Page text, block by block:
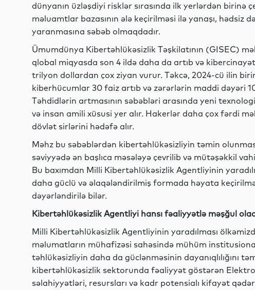
dünyanın üzləşdiyi risklər sırasında ilk yerlərdən birinə
məluamtlar bazasının ələ keçirilməsi ilə yanaşı, hədsiz
yaranmasına səbəb olmaqdadır.
Ümumdünya Kibertəhlükəsizlik Təşkilatının (GISEC)
qlobal miqyasda son 4 ildə daha da artıb və
trilyon dollardan çox ziyan vurur. Təkcə, 2024-cü ilin
kiberhücumlar 30 faiz artıb və zərərlərin maddi dəyəri
Təhdidlərin artmasının səbəbləri arasında yeni
və insan amili xüsusi yer alır. Hakerlər daha çox fərdi
dövlət sirlərini hədəfə alır.
Məhz bu səbəblərdən kibertəhlükəsizliyin təmin
səviyyədə ən başlıca məsələyə çevrilib və mütəşəkkil
Bu baxımdan Milli Kibertəhlükəsizlik Agentliyinin
daha güclü və əlaqələndirilmiş formada həyata
dəyərləndirilə bilər.
Kibertəhlükəsizlik Agentliyi hansı fəaliyyətlə məşğul
Milli Kibertəhlükəsizlik Agentliyinin yaradılması
məlumatların mühafizəsi sahəsində mühüm
təhlükəsizliyin daha da güclənməsinin dayanıqlılığını
kibertəhlükəsizlik sektorunda fəaliyyət göstərən
səlahiyyətləri, resursları və kadr potensialı kifayət